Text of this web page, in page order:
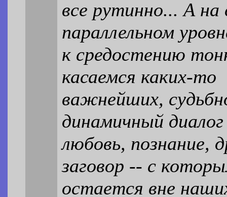
все рутинно... А
параллельном
к средостению
касаемся каких-то
важнейших,
динамичный
любовь, познание,
заговор -- с
остается вне